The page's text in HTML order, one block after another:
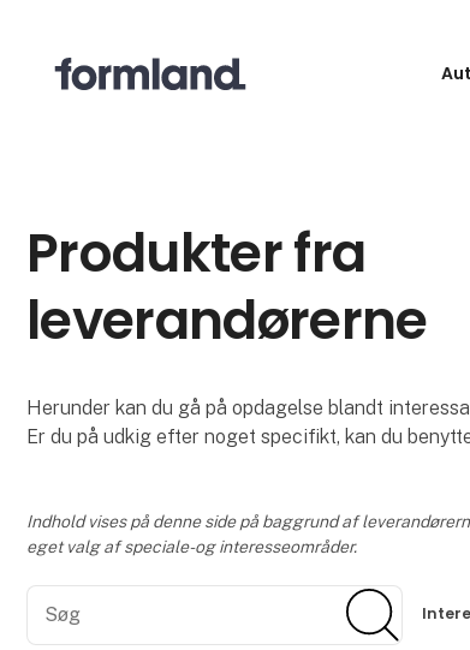
Produkter fra
leverandørerne
Herunder kan du gå på opdagelse blandt
Er du på udkig efter noget specifikt, kan du
Indhold vises på denne side på baggrund af
eget valg af speciale- og interesseområder.
Søg